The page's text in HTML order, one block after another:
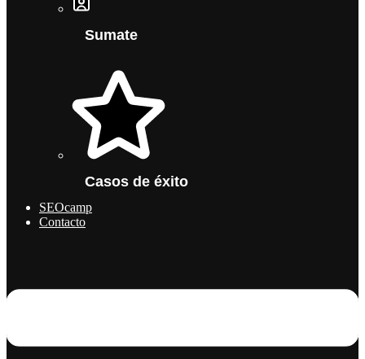
Sumate
Casos de éxito
SEOcamp
Contacto